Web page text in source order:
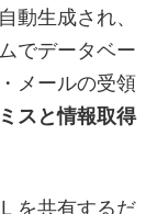
動生成され、
でデータベー
メールの受領
スと情報取得
を共有するだ